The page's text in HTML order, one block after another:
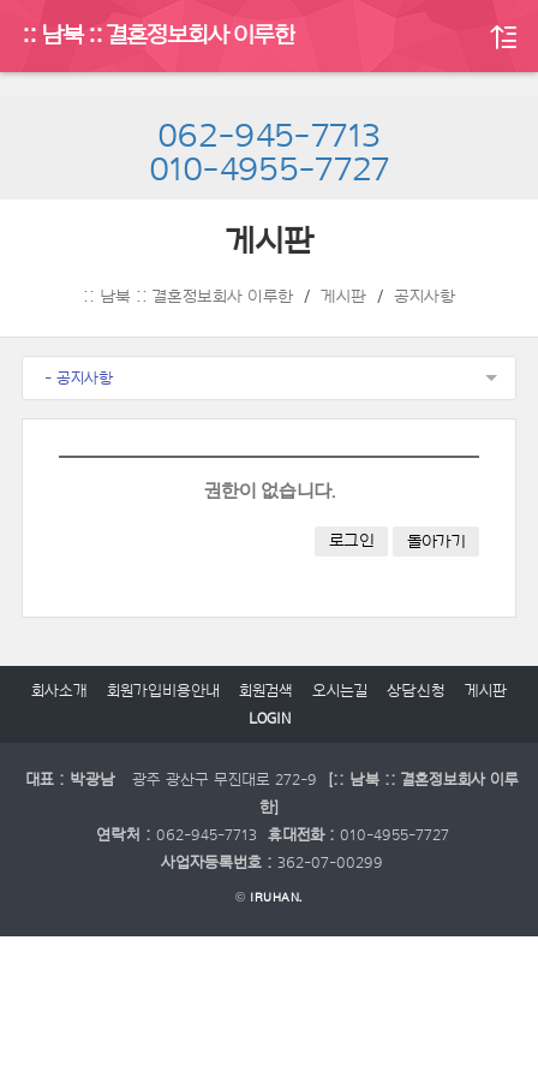
:: 남북 :: 결혼정보회사 이루한
062-945-7713
010-4955-7727
게시판
:: 남북 :: 결혼정보회사 이루한 게시판 공지사항
- 공지사항
권한이 없습니다.
로그인 돌아가기
회사소개 회원가입비용안내 회원검색 오시는길 상담신청
게시판
LOGIN
대표 : 박광남 광주 광산구 무진대로 272-9
[:: 남북 :: 결혼정보회사 이루
한]
연락처 : 062-945-7713 휴대전화 : 010-4955-7727
사업자등록번호 : 362-07-00299
© IRUHAN.